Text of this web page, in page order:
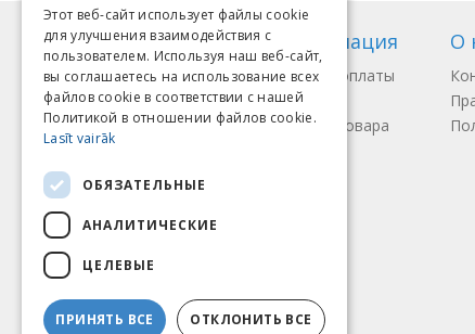
Информация
Способы оплаты
Доставка
Возврат товара
О
Мы принимаем
LITHUANIAN
ESTONIAN
RUSSIAN
Этот веб-сайт использует файлы cookie
для улучшения взаимодействия с
пользователем. Используя наш веб-сайт,
вы соглашаетесь на использование всех
файлов cookie в соответствии с нашей
Политикой в ​​отношении файлов cookie.
Lasīt vairāk
ОБЯЗАТЕЛЬНЫЕ
АНАЛИТИЧЕСКИЕ
ЦЕЛЕВЫЕ
ПРИНЯТЬ ВСЕ ОТКЛОНИТЬ ВСЕ